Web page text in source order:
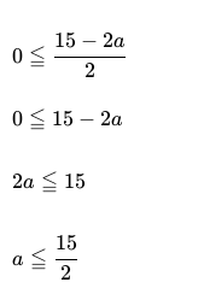
0\leqq
\cfrac{15-
2a}{2}
0 ≦ 2
15 − 2a
0\leqq15-
0 ≦ 15 − 2a
2a\leqq15
2a ≦ 15
a\leqq\cfrac{15}
a ≦ 2
15